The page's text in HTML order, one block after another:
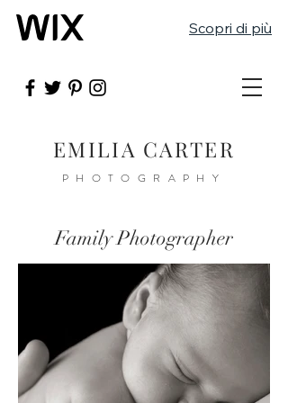
Scopri di più